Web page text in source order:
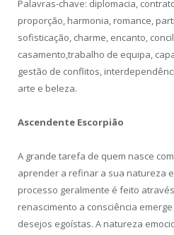
Palavras-chave: diplomacia,
proporção, harmonia, romance,
sofisticação, charme, encanto,
casamento,trabalho de equipa,
gestão de conflitos,
arte e beleza.
Ascendente Escorpião
A grande tarefa de quem nasce
aprender a refinar a sua natureza
processo geralmente é feito
renascimento a consciência
desejos egoístas. A natureza